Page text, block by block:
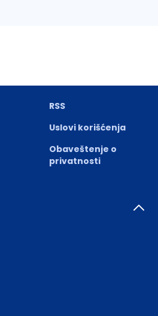
RSS
Uslovi korišćenja
Obaveštenje o
privatnosti